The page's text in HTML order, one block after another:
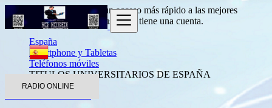
RADIO ONLINE
Entradapara obtener un acceso más rápido a las mejores
ofertas.
Haga clic aquísi usted no tiene una cuenta.
España
Smartphone y Tabletas
Teléfonos móviles
TITULOS UNIVERSITARIOS DE ESPAÑA